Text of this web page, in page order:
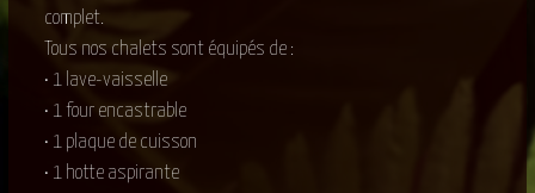
complet.
Tous nos chalets sont équipés de :
• 1 lave-vaisselle
• 1 four encastrable
• 1 plaque de cuisson
• 1 hotte aspirante